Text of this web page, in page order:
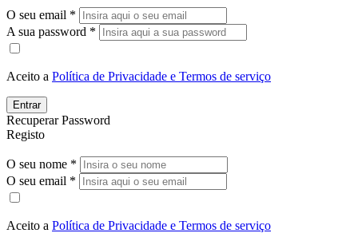
O seu email *
A sua password *
Aceito a Política de Privacidade e Termos de serviço
Entrar
Recuperar Password
Registo
O seu nome *
O seu email *
Aceito a Política de Privacidade e Termos de serviço